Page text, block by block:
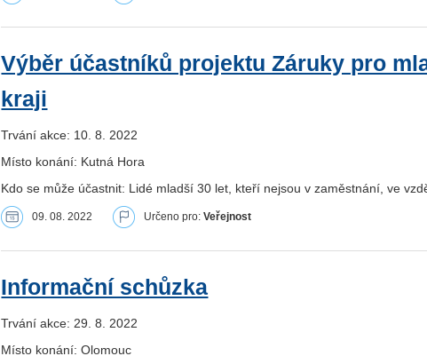
Výběr účastníků projektu Záruky pro
kraji
Trvání akce: 10. 8. 2022
Místo konání: Kutná Hora
Kdo se může účastnit: Lidé mladší 30 let, kteří nejsou v zaměstnání, ve
09. 08. 2022 Určeno pro:Veřejnost
Informační schůzka
Trvání akce: 29. 8. 2022
Místo konání: Olomouc